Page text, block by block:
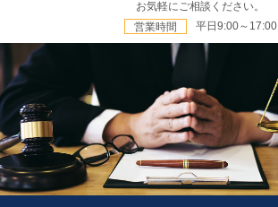
お気軽にご相談ください。
営業時間
平日9:00～17:00